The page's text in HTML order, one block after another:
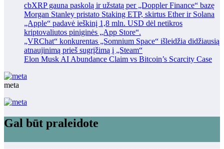
cbXRP gauna paskolą ir užstatą per „Doppler Finance“ bazę
Morgan Stanley pristato Staking ETP, skirtus Ether ir Solana
„Apple“ padavė ieškinį 1,8 mln. USD dėl netikros
kriptovaliutos piniginės „App Store“.
„VRChat“ konkurentas „Somnium Space“ išleidžia didžiausią
atnaujinimą prieš sugrįžimą į „Steam“
Elon Musk AI Abundance Claim vs Bitcoin’s Scarcity Case
meta
Gal būt praleidote